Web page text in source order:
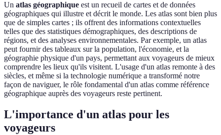
Un atlas géographique est un recueil de cartes et de données
géographiques qui illustre et décrit le monde. Les atlas sont bien plus
que de simples cartes ; ils offrent des informations contextuelles
telles que des statistiques démographiques, des descriptions de
régions, et des analyses environnementales. Par exemple, un atlas
peut fournir des tableaux sur la population, l'économie, et la
géographie physique d'un pays, permettant aux voyageurs de mieux
comprendre les lieux qu'ils visitent. L'usage d'un atlas remonte à des
siècles, et même si la technologie numérique a transformé notre
façon de naviguer, le rôle fondamental d'un atlas comme référence
géographique auprès des voyageurs reste pertinent.
L'importance d'un atlas pour les
voyageurs